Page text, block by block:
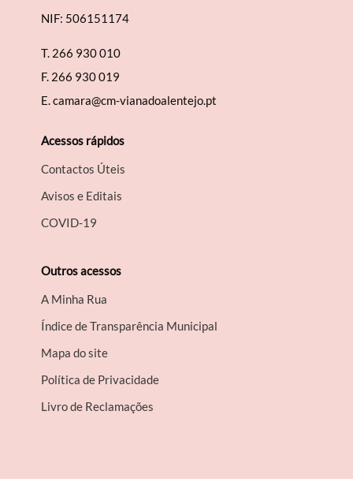
NIF: 506151174
T. 266 930 010
F. 266 930 019
E.camara@cm-vianadoalentejo.pt
Acessos rápidos
Contactos Úteis
Avisos e Editais
COVID-19
Outros acessos
A Minha Rua
Índice de Transparência Municipal
Mapa do site
Política de Privacidade
Livro de Reclamações